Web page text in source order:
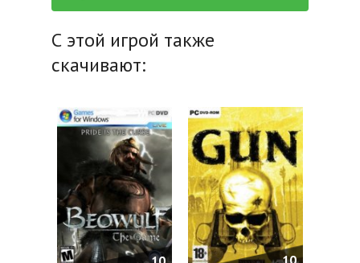
С этой игрой также
скачивают: